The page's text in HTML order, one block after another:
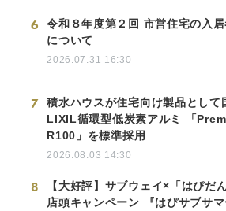
6
令和８年度第２回 市営住宅の入
について
2026.07.31 16:30
7
積水ハウスが住宅向け製品として
LIXIL循環型低炭素アルミ 「
R100」を標準採用
2026.08.03 14:30
8
【大好評】サブウェイ×「はぴだ
店頭キャンペーン 『はぴサブサマ